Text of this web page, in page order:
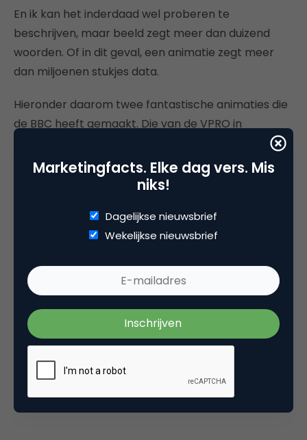
En ik kan het inderdaad wel proberen te
beschrijven, maar beeld zegt meer dan duizend
woorden. Of in dit geval, een animatie zegt meer
dan miljoenen stukjes data.
Hieronder daarom twee fantastische animaties die
de BBC heeft gemaakt. Die van de VPRO in
smullen.
24 uur scheepsverkeer door het kanaal.
Marketingfacts. Elke dag vers. Mis
niks!
Dagelijkse nieuwsbrief
Wekelijkse nieuwsbrief